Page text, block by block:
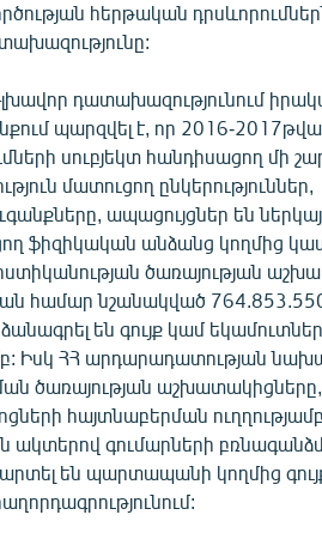
հերթական
դատախազությունում
պարզվել է, որ 2016-
սուբյեկտ հանդիսացող մի
մատուցող ընկերություններ,
ապացույցներ են
ֆիզիկական անձանց կողմից
ծառայության
համար նշանակված
են գույք կամ եկամուտներ
Իսկ ՀՀ արդարադատության
ծառայության աշխատակիցները,
հայտնաբերման ուղղությամբ
ակտերով գումարների
են պարտապանի կողմից